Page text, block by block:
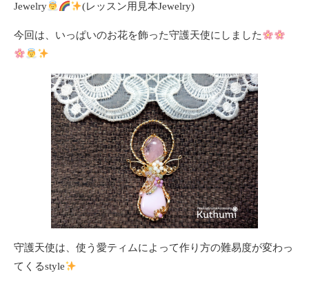
Jewelry
(レッスン用見本Jewelry)
今回は、いっぱいのお花を飾った守護天使にしました
守護天使は、使う愛ティムによって作り方の難易度が変わっ
てくるstyle